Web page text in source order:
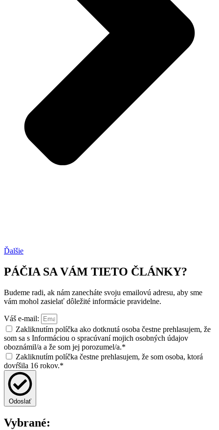
Ďalšie
PÁČIA SA VÁM TIETO ČLÁNKY?
Budeme radi, ak nám zanecháte svoju emailovú adresu, aby sme
vám mohol zasielať dôležité informácie pravidelne.
Váš e-mail:
Zakliknutím políčka ako dotknutá osoba čestne prehlasujem, že
som sa s Informáciou o spracúvaní mojich osobných údajov
oboznámil/a a že som jej porozumel/a.*
Zakliknutím políčka čestne prehlasujem, že som osoba, ktorá
dovŕšila 16 rokov.*
Odoslať
Vybrané: